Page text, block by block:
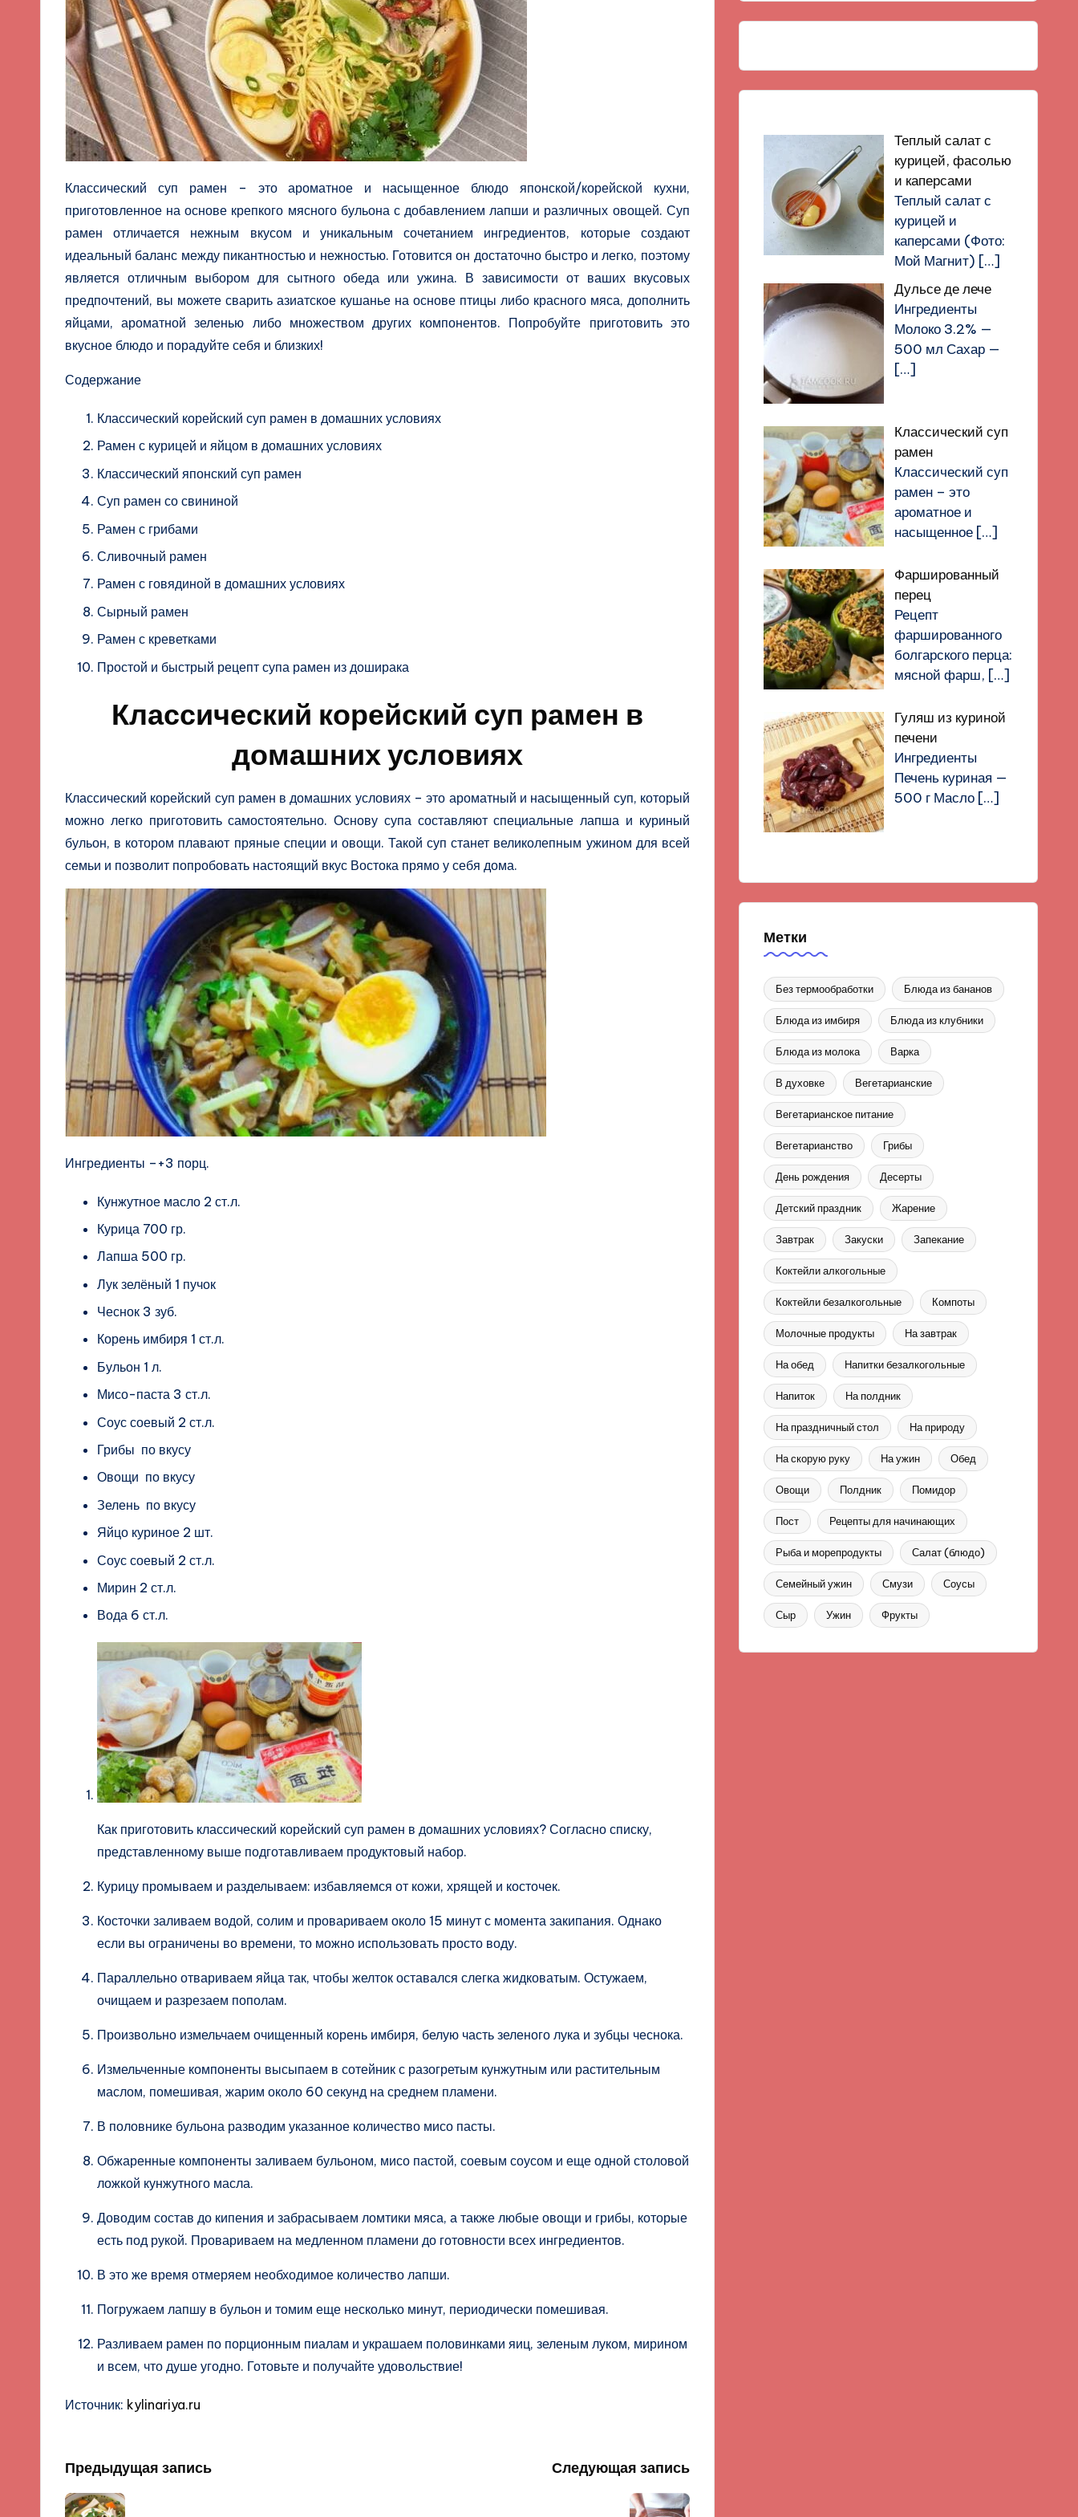
Классический суп рамен – это ароматное и насыщенное блюдо японской/корейской кухни,
приготовленное на основе крепкого мясного бульона с добавлением лапши и различных овощей. Суп
рамен отличается нежным вкусом и уникальным сочетанием ингредиентов, которые создают
идеальный баланс между пикантностью и нежностью. Готовится он достаточно быстро и легко, поэтому
является отличным выбором для сытного обеда или ужина. В зависимости от ваших вкусовых
предпочтений, вы можете сварить азиатское кушанье на основе птицы либо красного мяса, дополнить
яйцами, ароматной зеленью либо множеством других компонентов. Попробуйте приготовить это
вкусное блюдо и порадуйте себя и близких!
Содержание
Классический корейский суп рамен в домашних условиях
Рамен с курицей и яйцом в домашних условиях
Классический японский суп рамен
Суп рамен со свининой
Рамен с грибами
Сливочный рамен
Рамен с говядиной в домашних условиях
Сырный рамен
Рамен с креветками
Простой и быстрый рецепт супа рамен из доширака
Классический корейский суп рамен в
домашних условиях
Классический корейский суп рамен в домашних условиях – это ароматный и насыщенный суп, который
можно легко приготовить самостоятельно. Основу супа составляют специальные лапша и куриный
бульон, в котором плавают пряные специи и овощи. Такой суп станет великолепным ужином для всей
семьи и позволит попробовать настоящий вкус Востока прямо у себя дома.
Ингредиенты –+3 порц.
Кунжутное масло 2 ст.л.
Курица 700 гр.
Лапша 500 гр.
Лук зелёный 1 пучок
Чеснок 3 зуб.
Корень имбиря 1 ст.л.
Бульон 1 л.
Мисо-паста 3 ст.л.
Соус соевый 2 ст.л.
Грибы по вкусу
Овощи по вкусу
Зелень по вкусу
Яйцо куриное 2 шт.
Соус соевый 2 ст.л.
Мирин 2 ст.л.
Вода 6 ст.л.
Как приготовить классический корейский суп рамен в домашних условиях? Согласно списку,
представленному выше подготавливаем продуктовый набор.
Курицу промываем и разделываем: избавляемся от кожи, хрящей и косточек.
Косточки заливаем водой, солим и провариваем около 15 минут с момента закипания. Однако
если вы ограничены во времени, то можно использовать просто воду.
Параллельно отвариваем яйца так, чтобы желток оставался слегка жидковатым. Остужаем,
очищаем и разрезаем пополам.
Произвольно измельчаем очищенный корень имбиря, белую часть зеленого лука и зубцы чеснока.
Измельченные компоненты высыпаем в сотейник с разогретым кунжутным или растительным
маслом, помешивая, жарим около 60 секунд на среднем пламени.
В половнике бульона разводим указанное количество мисо пасты.
Обжаренные компоненты заливаем бульоном, мисо пастой, соевым соусом и еще одной столовой
ложкой кунжутного масла.
Доводим состав до кипения и забрасываем ломтики мяса, а также любые овощи и грибы, которые
есть под рукой. Провариваем на медленном пламени до готовности всех ингредиентов.
В это же время отмеряем необходимое количество лапши.
Погружаем лапшу в бульон и томим еще несколько минут, периодически помешивая.
Разливаем рамен по порционным пиалам и украшаем половинками яиц, зеленым луком, мирином
и всем, что душе угодно. Готовьте и получайте удовольствие!
Источник: kylinariya.ru
Навигация
Предыдущая запись Следующая запись
Теплый салат с
курицей, фасолью
и каперсами
Теплый салат с
курицей и
каперсами (Фото:
Мой Магнит) […]
Дульсе де лече
Ингредиенты
Молоко 3.2% —
500 мл Сахар —
[…]
Классический суп
рамен
Классический суп
рамен – это
ароматное и
насыщенное […]
Фаршированный
перец
Рецепт
фаршированного
болгарского перца:
мясной фарш, […]
Гуляш из куриной
печени
Ингредиенты
Печень куриная —
500 г Масло […]
Метки
Без термообработки Блюда из бананов
Блюда из имбиря Блюда из клубники
Блюда из молока Варка
В духовке Вегетарианские
Вегетарианское питание
Вегетарианство Грибы
День рождения Десерты
Детский праздник Жарение
Завтрак Закуски Запекание
Коктейли алкогольные
Коктейли безалкогольные Компоты
Молочные продукты На завтрак
На обед Напитки безалкогольные
Напиток На полдник
На праздничный стол На природу
На скорую руку На ужин Обед
Овощи Полдник Помидор
Пост Рецепты для начинающих
Рыба и морепродукты Салат (блюдо)
Семейный ужин Смузи Соусы
Сыр Ужин Фрукты